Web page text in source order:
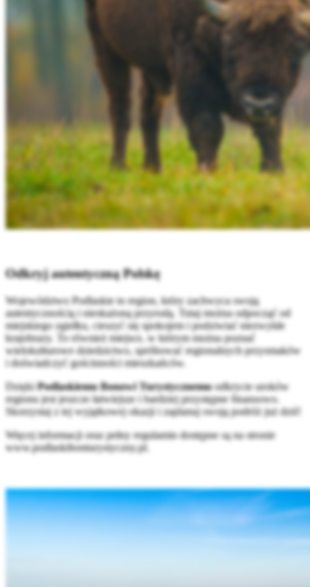
Odkryj autentyczną Polskę
Województwo Podlaskie to region, który zachwyca swoją
autentycznością i nieskażoną przyrodą. Tutaj można odpocząć od
miejskiego zgiełku, cieszyć się spokojem i podziwiać niezwykłe
krajobrazy. To również miejsce, w którym można poznać
wielokulturowe dziedzictwo, spróbować regionalnych przysmaków
i doświadczyć gościnności mieszkańców.
DziękiPodlaskiemu Bonowi Turystycznemuodkrycie uroków
regionu jest jeszcze łatwiejsze i bardziej przystępne finansowo.
Skorzystaj z tej wyjątkowej okazji i zaplanuj swoją podróż już dziś!
Więcej informacji oraz pełny regulamin dostępne są na stronie
www.podlaskibonturystyczny.pl